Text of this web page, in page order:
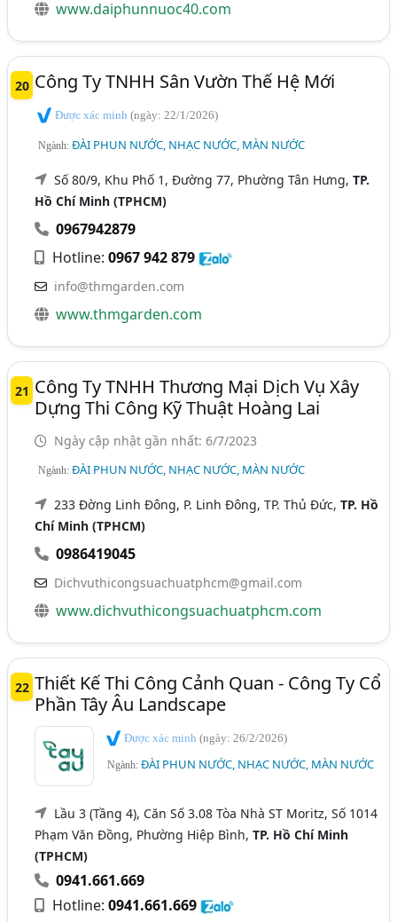
www.daiphunnuoc40.com
20 Công Ty TNHH Sân Vườn Thế Hệ Mới
Được xác minh(ngày: 22/1/2026)
Ngành:ĐÀI PHUN NƯỚC, NHẠC NƯỚC, MÀN NƯỚC
Số 80/9, Khu Phố 1, Đường 77, Phường Tân Hưng,TP.
Hồ Chí Minh (TPHCM)
0967942879
Hotline:0967 942 879
info@thmgarden.com
www.thmgarden.com
21 Công Ty TNHH Thương Mại Dịch Vụ Xây
Dựng Thi Công Kỹ Thuật Hoàng Lai
Ngày cập nhật gần nhất: 6/7/2023
Ngành:ĐÀI PHUN NƯỚC, NHẠC NƯỚC, MÀN NƯỚC
233 Đờng Linh Đông, P. Linh Đông, TP. Thủ Đức,TP. Hồ
Chí Minh (TPHCM)
0986419045
Dichvuthicongsuachuatphcm@gmail.com
www.dichvuthicongsuachuatphcm.com
22 Thiết Kế Thi Công Cảnh Quan - Công Ty Cổ
Phần Tây Âu Landscape
Được xác minh(ngày: 26/2/2026)
Ngành:ĐÀI PHUN NƯỚC, NHẠC NƯỚC, MÀN NƯỚC
Lầu 3 (Tầng 4), Căn Số 3.08 Tòa Nhà ST Moritz, Số 1014
Phạm Văn Đồng, Phường Hiệp Bình,TP. Hồ Chí Minh
(TPHCM)
0941.661.669
Hotline:0941.661.669